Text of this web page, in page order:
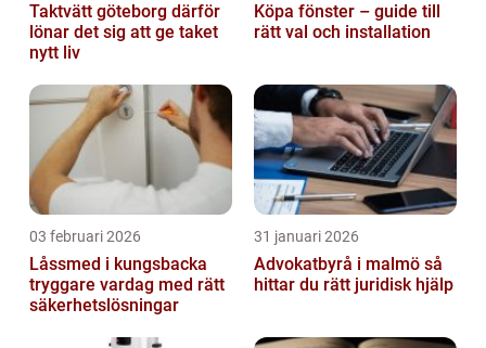
Taktvätt göteborg därför
lönar det sig att ge taket
nytt liv
Köpa fönster – guide till
rätt val och installation
03 februari 2026
Låssmed i kungsbacka
tryggare vardag med rätt
säkerhetslösningar
31 januari 2026
Advokatbyrå i malmö så
hittar du rätt juridisk hjälp